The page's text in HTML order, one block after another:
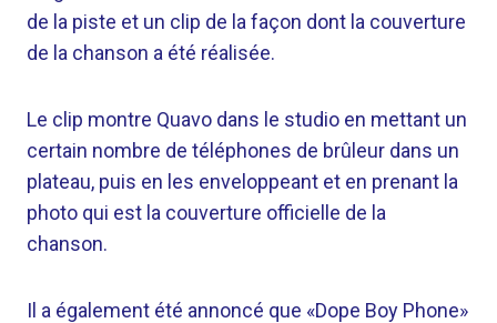
de la piste et un clip de la façon dont la couverture
de la chanson a été réalisée.
Le clip montre Quavo dans le studio en mettant un
certain nombre de téléphones de brûleur dans un
plateau, puis en les enveloppeant et en prenant la
photo qui est la couverture officielle de la
chanson.
Il a également été annoncé que «Dope Boy Phone»